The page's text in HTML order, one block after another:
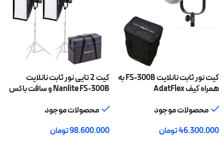
کیت نور ثابت نانلایت FS-300B به
همراه کیف AdatFlex
محصولات موجود
46.300.000تومان
کیت 2 تایی نور ثابت نانلایت
Nanlite FS-300B و سافت باکس
محصولات موجود
98.600.000تومان